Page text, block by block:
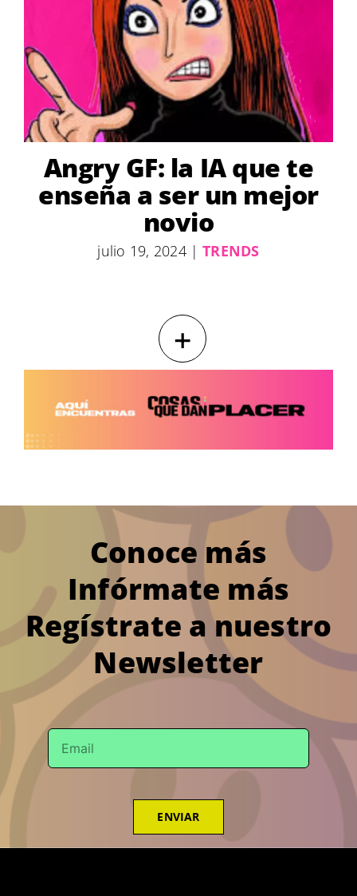
Angry GF: la IA que te
enseña a ser un mejor
novio
julio 19, 2024 | TRENDS
+
Conoce más
Infórmate más
Regístrate a nuestro
Newsletter
ENVIAR